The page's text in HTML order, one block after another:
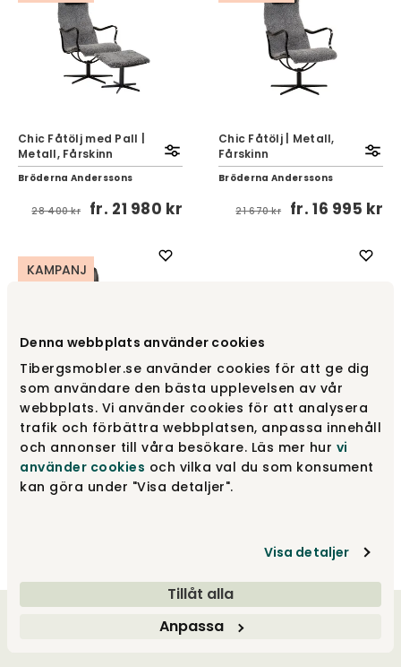
Denna webbplats använder cookies
Tibergsmobler.se använder cookies för att ge dig
som användare den bästa upplevelsen av vår
webbplats. Vi använder cookies för att analysera
trafik och förbättra webbplatsen, anpassa innehåll
och annonser till våra besökare. Läs mer hur vi
använder cookies och vilka val du som konsument
kan göra under "Visa detaljer".
Visa detaljer
Tillåt alla
Anpassa
Chic Fåtölj med Pall |
Metall, Fårskinn
Bröderna Anderssons
28 400 kr fr. 21 980 kr
Chic Fåtölj | Metall,
Fårskinn
Bröderna Anderssons
21 670 kr fr.16 995 kr
KAMPANJ
Chic Fåtölj | Metall,
Läder
Bröderna Anderssons
19 860 kr fr.16 980 kr
Chic Pall | Metall
Bröderna Anderssons
Välkommen till oss